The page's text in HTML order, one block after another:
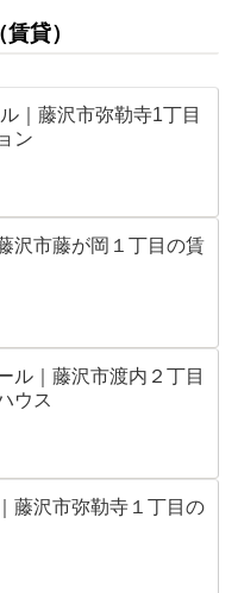
貸）
｜藤沢市弥勒寺1丁目
ン
沢市藤が岡１丁目の賃
ル｜藤沢市渡内２丁目
ウス
藤沢市弥勒寺１丁目の